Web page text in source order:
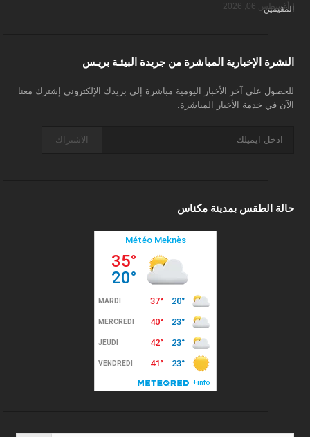
أغسطس 06, 2026
النشرة الإخبارية المباشرة من جريدة البيئـة بريـس
للحصول على آخر الأخبار اليومية مباشرة إلى بريدك الإلكتروني إشترك معنا
الآن في خدمة الأخبار المباشرة.
الاشتراك
حالة الطقس بمدينة مكناس